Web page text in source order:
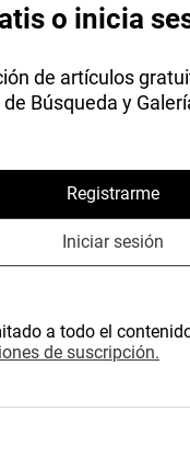
o inicia
de artículos
Búsqueda y
Registrarme
Iniciar sesión
a todo el
de suscripción.